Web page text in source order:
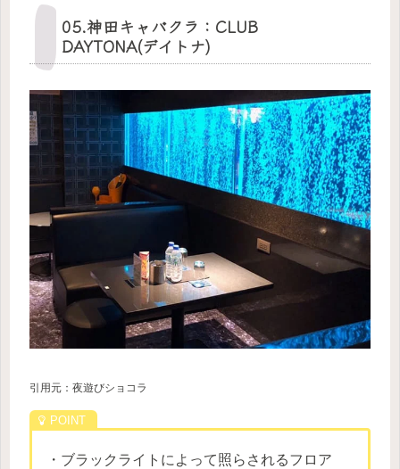
05.神田キャバクラ：CLUB
DAYTONA(デイトナ)
引用元：夜遊びショコラ
・ブラックライトによって照らされるフロア